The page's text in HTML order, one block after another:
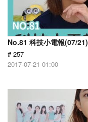
No.81 科技小電報(07/21)
# 257
2017-07-21 01:00